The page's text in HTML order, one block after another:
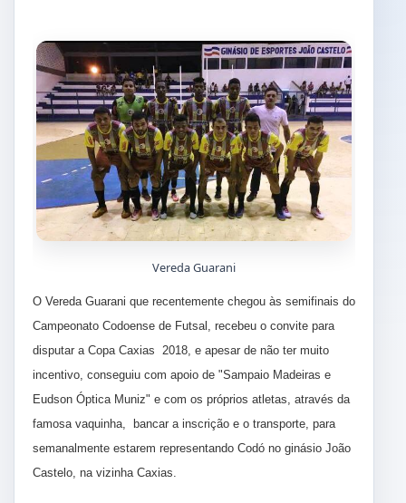
Vereda Guarani
O Vereda Guarani que recentemente chegou às semifinais do
Campeonato Codoense de Futsal, recebeu o convite para
disputar a Copa Caxias 2018, e apesar de não ter muito
incentivo, conseguiu com apoio de "Sampaio Madeiras e
Eudson Óptica Muniz" e com os próprios atletas, através da
famosa vaquinha, bancar a inscrição e o transporte, para
semanalmente estarem representando Codó no ginásio João
Castelo, na vizinha Caxias.